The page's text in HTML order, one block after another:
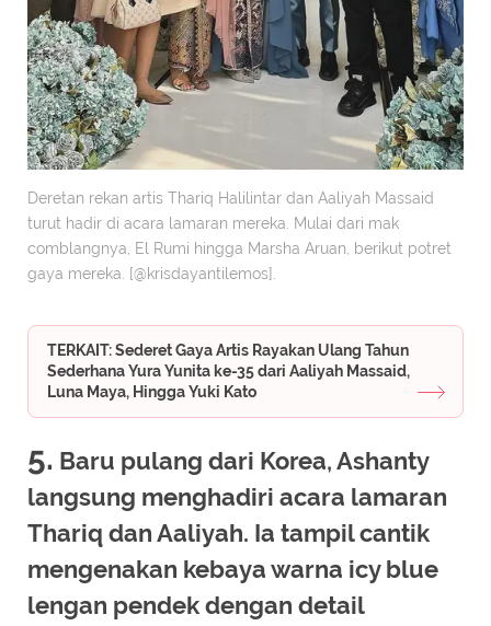
Deretan rekan artis Thariq Halilintar dan Aaliyah Massaid
turut hadir di acara lamaran mereka. Mulai dari mak
comblangnya, El Rumi hingga Marsha Aruan, berikut potret
gaya mereka. [@krisdayantilemos].
TERKAIT: Sederet Gaya Artis Rayakan Ulang Tahun
Sederhana Yura Yunita ke-35 dari Aaliyah Massaid,
Luna Maya, Hingga Yuki Kato
5. Baru pulang dari Korea, Ashanty
langsung menghadiri acara lamaran
Thariq dan Aaliyah. Ia tampil cantik
mengenakan kebaya warna icy blue
lengan pendek dengan detail